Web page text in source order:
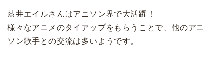
藍井エイルさんはアニソン界で大活躍！
様々なアニメのタイアップをもらうことで、他のアニ
ソン歌手との交流は多いようです。